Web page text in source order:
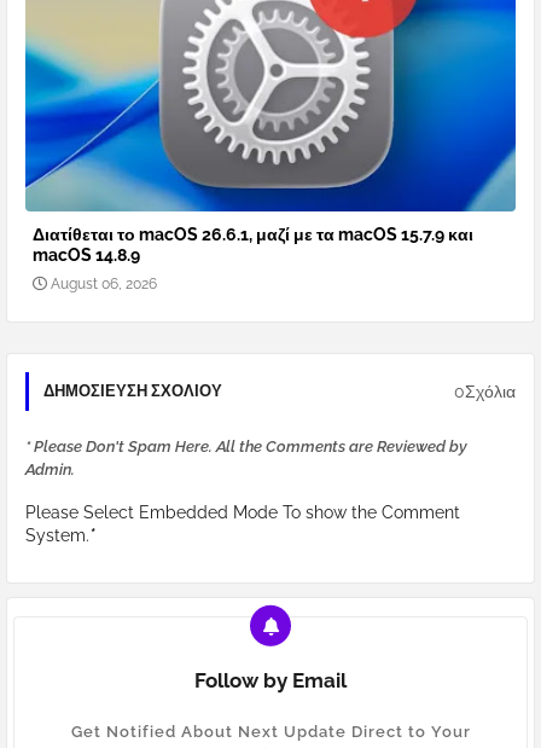
Διατίθεται το macOS 26.6.1, μαζί με τα macOS 15.7.9 και
macOS 14.8.9
August 06, 2026
ΔΗΜΟΣΊΕΥΣΗ ΣΧΟΛΊΟΥ 0Σχόλια
* Please Don't Spam Here. All the Comments are Reviewed by
Admin.
Please Select Embedded Mode To show the Comment
System.*
Follow by Email
Get Notified About Next Update Direct to Your